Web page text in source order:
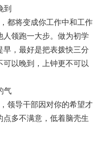
到
都将变成你工作中和工作
人领跑一大步。做为初学
，最好是把表拨快三分
以晚到，上钟更不可以
气
领导干部因对你的希望才
多不满意，低着脑壳生